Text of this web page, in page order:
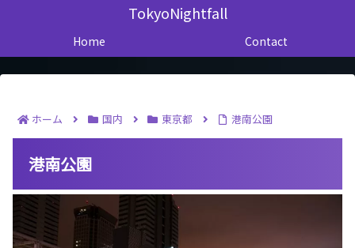
TokyoNightfall
Home Contact
ホーム 国内 東京都 港南公園
港南公園